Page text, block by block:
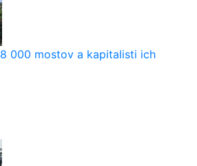
000 mostov a kapitalisti ich